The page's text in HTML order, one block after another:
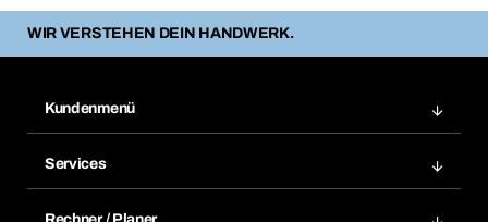
WIR VERSTEHEN DEIN HANDWERK.
Kundenmenü
Rechnungen
Services